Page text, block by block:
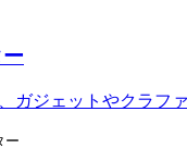
ガジェットやクラフ
ー